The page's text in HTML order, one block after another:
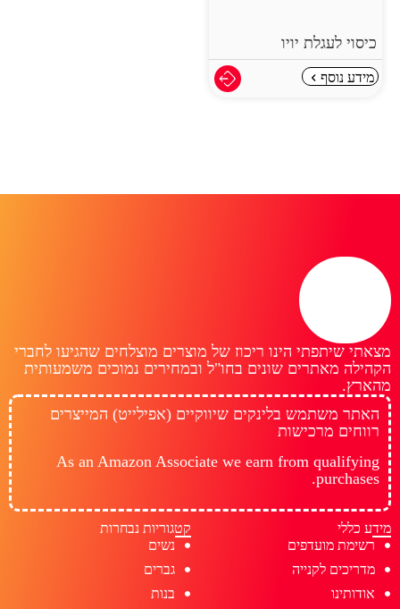
כיסוי לעגלת יויו
מידע נוסף
מצאתי שיתפתי הינו ריכוז של מוצרים מוצלחים שהגיעו לחברי
הקהילה מאתרים שונים בחו"ל ובמחירים נמוכים משמעותית
מהארץ.
האתר משתמש בלינקים שיווקיים (אפילייט) המייצרים
רווחים מרכישות
As an Amazon Associate we earn from qualifying
purchases.
מידע כללי
רשימת מועדפים
מדריכים לקנייה
אודותינו
קטגוריות נבחרות
נשים
גברים
בנות